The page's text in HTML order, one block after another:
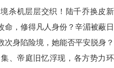
杀机层层交织！陆千乔换皮新
命，修得凡人身份？辛湄被蔽日
次身陷险境，她能否平安脱身？
、帝庭旧忆浮现，各方势力环